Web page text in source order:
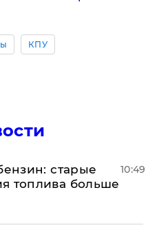
КПУ
старые
топлива больше
10:49